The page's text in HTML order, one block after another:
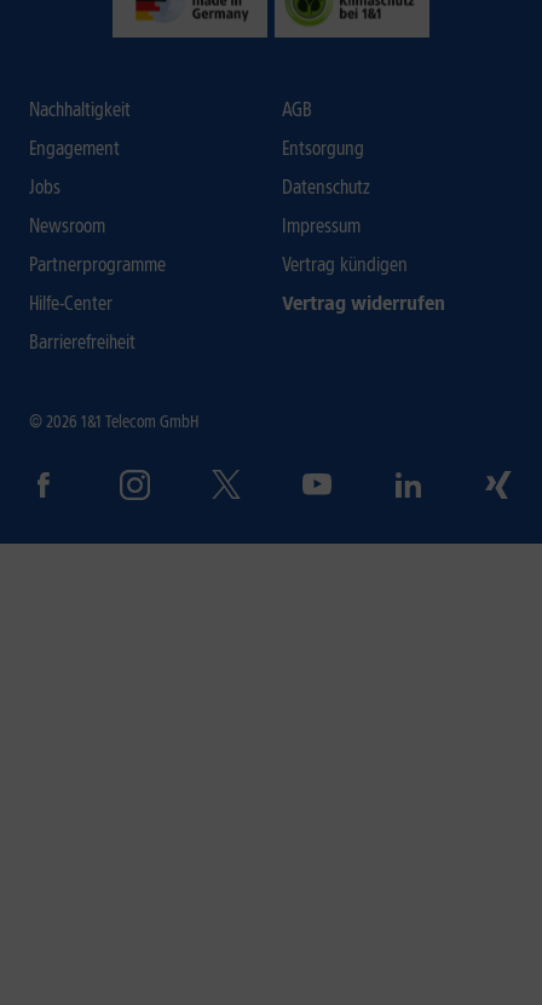
Nachhaltigkeit
Engagement
Jobs
Newsroom
Partnerprogramme
Hilfe-Center
Barrierefreiheit
AGB
Entsorgung
Datenschutz
Impressum
Vertrag kündigen
Vertrag widerrufen
© 2026 1&1 Telecom GmbH